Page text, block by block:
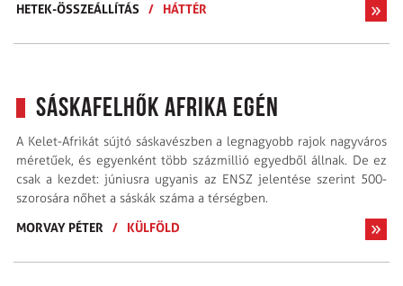
HETEK-ÖSSZEÁLLÍTÁS / HÁTTÉR
Sáskafelhők Afrika egén
A Kelet-Afrikát sújtó sáskavészben a legnagyobb rajok nagyváros
méretűek, és egyenként több százmillió egyedből állnak. De ez
csak a kezdet: júniusra ugyanis az ENSZ jelentése szerint 500-
szorosára nőhet a sáskák száma a térségben.
MORVAY PÉTER
/ KÜLFÖLD